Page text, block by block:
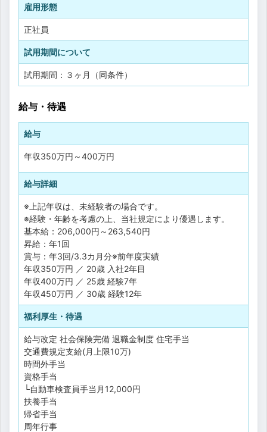
雇用形態
正社員
試用期間について
試用期間：３ヶ月（同条件）
給与・待遇
給与
年収350万円 ～400万円
給与詳細
※上記年収は、未経験者の場合です。
※経験・年齢を考慮の上、当社規定により優遇します。
基本給：206,000円～263,540円
昇給：年1回
賞与：年3回/3.3カ月分※前年度実績
年収350万円 ／ 20歳 入社2年目
年収400万円 ／ 25歳 経験7年
年収450万円 ／ 30歳 経験12年
福利厚生・待遇
給与改定 社会保険完備 退職金制度 住宅手当
交通費規定支給(月上限10万)
時間外手当
資格手当
└自動車検査員手当月12,000円
扶養手当
帰省手当
周年行事